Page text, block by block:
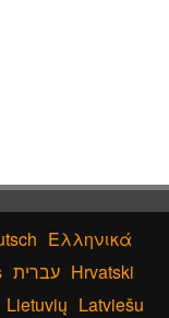
Ελληνικά
עברית Hrvatski
Lietuvių Latviešu